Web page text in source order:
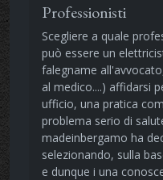
Professionisti
Scegliere a quale
può essere un
falegname
al medico....) affidarsi
ufficio, una pratica
problema serio di
madeinbergamo ha
selezionando, sulla
e dunque i una